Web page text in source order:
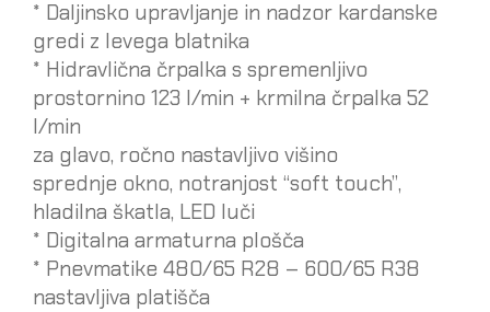
* Daljinsko upravljanje in nadzor kardanske
gredi z levega blatnika
* Hidravlična črpalka s spremenljivo
prostornino 123 l/min + krmilna črpalka 52
l/min
za glavo, ročno nastavljivo višino
sprednje okno, notranjost “soft touch”,
hladilna škatla, LED luči
* Digitalna armaturna plošča
* Pnevmatike 480/65 R28 – 600/65 R38
nastavljiva platišča